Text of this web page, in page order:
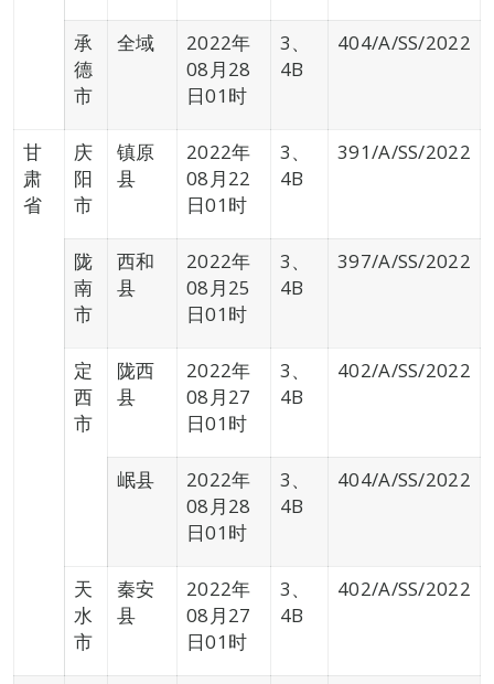
承
德
市
全域
2022年
08月28
日01时
3、
4B
404/A/SS/2022
甘
肃
省
庆
阳
市
镇原
县
2022年
08月22
日01时
3、
4B
391/A/SS/2022
陇
南
市
西和
县
2022年
08月25
日01时
3、
4B
397/A/SS/2022
定
西
市
陇西
县
2022年
08月27
日01时
3、
4B
402/A/SS/2022
岷县
2022年
08月28
日01时
3、
4B
404/A/SS/2022
天
水
市
秦安
县
2022年
08月27
日01时
3、
4B
402/A/SS/2022